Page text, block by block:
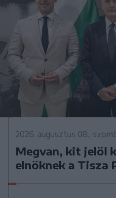
2026. augusztus 08.,
Megvan, kit jelöl
elnöknek a Tisza